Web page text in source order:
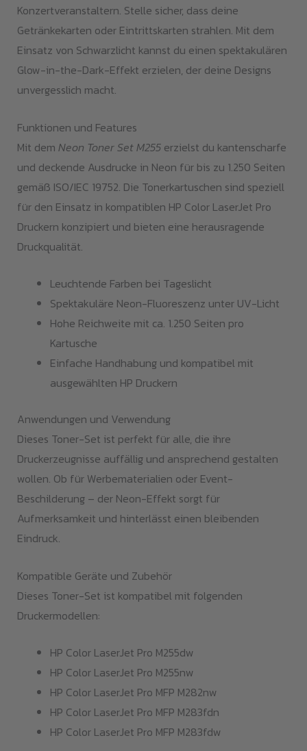
Konzertveranstaltern. Stelle sicher, dass deine
Getränkekarten oder Eintrittskarten strahlen. Mit dem
Einsatz von Schwarzlicht kannst du einen spektakulären
Glow-in-the-Dark-Effekt erzielen, der deine Designs
unvergesslich macht.
Funktionen und Features
Mit dem Neon Toner Set M255erzielst du kantenscharfe
und deckende Ausdrucke in Neon für bis zu 1.250 Seiten
gemäß ISO/IEC 19752. Die Tonerkartuschen sind speziell
für den Einsatz in kompatiblen HP Color LaserJet Pro
Druckern konzipiert und bieten eine herausragende
Druckqualität.
Leuchtende Farben bei Tageslicht
Spektakuläre Neon-Fluoreszenz unter UV-Licht
Hohe Reichweite mit ca. 1.250 Seiten pro
Kartusche
Einfache Handhabung und kompatibel mit
ausgewählten HP Druckern
Anwendungen und Verwendung
Dieses Toner-Set ist perfekt für alle, die ihre
Druckerzeugnisse auffällig und ansprechend gestalten
wollen. Ob für Werbematerialien oder Event-
Beschilderung – der Neon-Effekt sorgt für
Aufmerksamkeit und hinterlässt einen bleibenden
Eindruck.
Kompatible Geräte und Zubehör
Dieses Toner-Set ist kompatibel mit folgenden
Druckermodellen:
HP Color LaserJet Pro M255dw
HP Color LaserJet Pro M255nw
HP Color LaserJet Pro MFP M282nw
HP Color LaserJet Pro MFP M283fdn
HP Color LaserJet Pro MFP M283fdw